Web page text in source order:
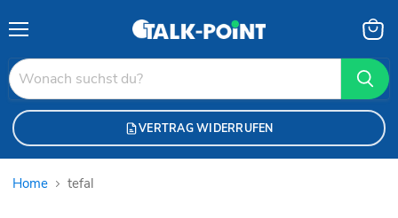
VERTRAG WIDERRUFEN
Home tefal